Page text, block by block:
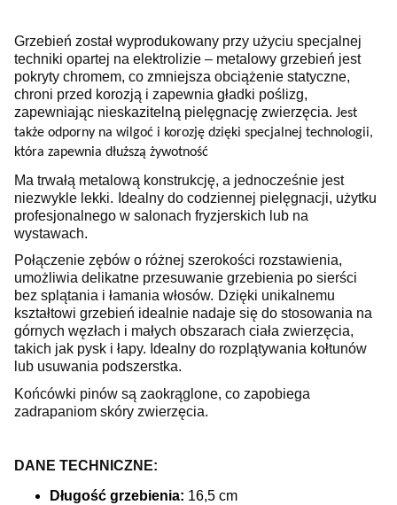
Grzebień został wyprodukowany przy użyciu specjalnej
techniki opartej na elektrolizie – metalowy grzebień jest
pokryty chromem, co zmniejsza obciążenie statyczne,
chroni przed korozją i zapewnia gładki poślizg,
zapewniając nieskazitelną pielęgnację zwierzęcia. Jest
także odporny na wilgoć i korozję dzięki specjalnej technologii,
która zapewnia dłuższą żywotność
Ma trwałą metalową konstrukcję, a jednocześnie jest
niezwykle lekki. Idealny do codziennej pielęgnacji, użytku
profesjonalnego w salonach fryzjerskich lub na
wystawach.
Połączenie zębów o różnej szerokości rozstawienia,
umożliwia delikatne przesuwanie grzebienia po sierści
bez splątania i łamania włosów. Dzięki unikalnemu
kształtowi grzebień idealnie nadaje się do stosowania na
górnych węzłach i małych obszarach ciała zwierzęcia,
takich jak pysk i łapy. Idealny do rozplątywania kołtunów
lub usuwania podszerstka.
Końcówki pinów są zaokrąglone, co zapobiega
zadrapaniom skóry zwierzęcia.
DANE TECHNICZNE:
Długość grzebienia: 16,5 cm